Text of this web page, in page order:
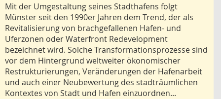
Mit der Umgestaltung seines Stadthafens folgt
Münster seit den 1990er Jahren dem Trend, der als
Revitalisierung von brachgefallenen Hafen- und
Uferzonen oder Waterfront Redevelopment
bezeichnet wird. Solche Transformationsprozesse sind
vor dem Hintergrund weltweiter ökonomischer
Restrukturierungen, Veränderungen der Hafenarbeit
und auch einer Neubewertung des stadträumlichen
Kontextes von Stadt und Hafen einzuordnen...